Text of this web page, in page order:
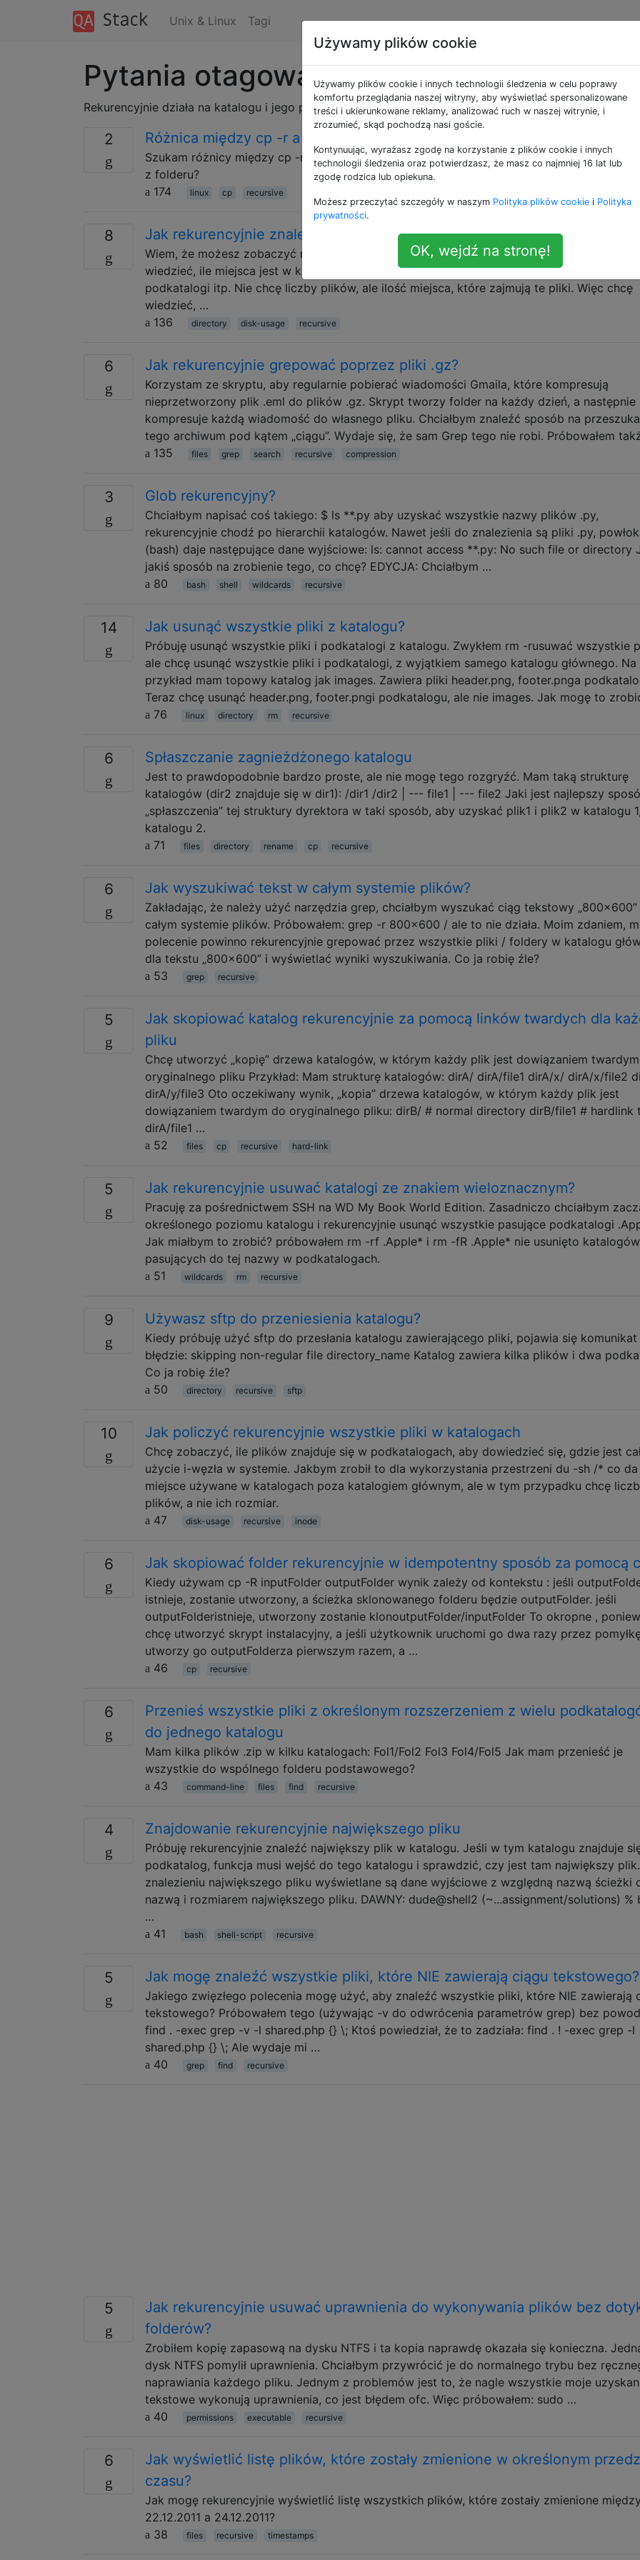
Unix & Linux Tagi
Pytania otagowane jako recursive
Rekurencyjnie działa na katalogu i jego podkatalogach.
2 Różnica między cp -r a cp -a
Szukam różnicy między cp -ri cp -a. Co oznacza „rekurencyjny” w kontekście kopiowania
z folderu?
174
linux cp recursive
8 Jak rekurencyjnie znaleźć ilość przechowywaną w katalogu?
Wiem, że możesz zobaczyć rozmiar bajtu pliku, gdy robisz długą listę z lllub ls -l. Ale chcę
wiedzieć, ile miejsca jest w katalogu, w tym pliki w tym katalogu i znajdujące się w nim
podkatalogi itp. Nie chcę liczby plików, ale ilość miejsca, które zajmują te pliki. Więc chcę
wiedzieć, …
136
directory disk-usage recursive
6 Jak rekurencyjnie grepować poprzez pliki .gz?
Korzystam ze skryptu, aby regularnie pobierać wiadomości Gmaila, które kompresują
nieprzetworzony plik .eml do plików .gz. Skrypt tworzy folder na każdy dzień, a następnie
kompresuje każdą wiadomość do własnego pliku. Chciałbym znaleźć sposób na
tego archiwum pod kątem „ciągu”. Wydaje się, że sam Grep tego nie robi. Próbowałem
135
files grep search recursive compression
3 Glob rekurencyjny?
Chciałbym napisać coś takiego: $ ls **.py aby uzyskać wszystkie nazwy plików .py,
rekurencyjnie chodź po hierarchii katalogów. Nawet jeśli do znalezienia są pliki .py,
(bash) daje następujące dane wyjściowe: ls: cannot access **.py: No such file or directory
jakiś sposób na zrobienie tego, co chcę? EDYCJA: Chciałbym …
80
bash shell wildcards recursive
14 Jak usunąć wszystkie pliki z katalogu?
Próbuję usunąć wszystkie pliki i podkatalogi z katalogu. Zwykłem rm -rusuwać wszystkie
ale chcę usunąć wszystkie pliki i podkatalogi, z wyjątkiem samego katalogu głównego. Na
przykład mam topowy katalog jak images. Zawiera pliki header.png, footer.pnga
Teraz chcę usunąć header.png, footer.pngi podkatalogu, ale nie images. Jak mogę to
76
linux directory rm recursive
6 Spłaszczanie zagnieżdżonego katalogu
Jest to prawdopodobnie bardzo proste, ale nie mogę tego rozgryźć. Mam taką strukturę
katalogów (dir2 znajduje się w dir1): /dir1 /dir2 | --- file1 | --- file2 Jaki jest najlepszy
„spłaszczenia” tej struktury dyrektora w taki sposób, aby uzyskać plik1 i plik2 w katalogu
katalogu 2.
71
files directory rename cp recursive
6 Jak wyszukiwać tekst w całym systemie plików?
Zakładając, że należy użyć narzędzia grep, chciałbym wyszukać ciąg tekstowy
całym systemie plików. Próbowałem: grep -r 800x600 / ale to nie działa. Moim zdaniem,
polecenie powinno rekurencyjnie grepować przez wszystkie pliki / foldery w katalogu
dla tekstu „800x600” i wyświetlać wyniki wyszukiwania. Co ja robię źle?
53
grep recursive
5
Jak skopiować katalog rekurencyjnie za pomocą linków twardych dla
pliku
Chcę utworzyć „kopię” drzewa katalogów, w którym każdy plik jest dowiązaniem
oryginalnego pliku Przykład: Mam strukturę katalogów: dirA/ dirA/file1 dirA/x/ dirA/x/file2
dirA/y/file3 Oto oczekiwany wynik, „kopia” drzewa katalogów, w którym każdy plik jest
dowiązaniem twardym do oryginalnego pliku: dirB/ # normal directory dirB/file1 # hardlink
dirA/file1 …
52
files cp recursive hard-link
5 Jak rekurencyjnie usuwać katalogi ze znakiem wieloznacznym?
Pracuję za pośrednictwem SSH na WD My Book World Edition. Zasadniczo chciałbym
określonego poziomu katalogu i rekurencyjnie usunąć wszystkie pasujące podkatalogi
Jak miałbym to zrobić? próbowałem rm -rf .Apple* i rm -fR .Apple* nie usunięto katalogów
pasujących do tej nazwy w podkatalogach.
51
wildcards rm recursive
9 Używasz sftp do przeniesienia katalogu?
Kiedy próbuję użyć sftp do przesłania katalogu zawierającego pliki, pojawia się komunikat
błędzie: skipping non-regular file directory_name Katalog zawiera kilka plików i dwa
Co ja robię źle?
50
directory recursive sftp
10 Jak policzyć rekurencyjnie wszystkie pliki w katalogach
Chcę zobaczyć, ile plików znajduje się w podkatalogach, aby dowiedzieć się, gdzie jest
użycie i-węzła w systemie. Jakbym zrobił to dla wykorzystania przestrzeni du -sh /* co da
miejsce używane w katalogach poza katalogiem głównym, ale w tym przypadku chcę
plików, a nie ich rozmiar.
47
disk-usage recursive inode
6 Jak skopiować folder rekurencyjnie w idempotentny sposób za pomocą
Kiedy używam cp -R inputFolder outputFolder wynik zależy od kontekstu : jeśli
istnieje, zostanie utworzony, a ścieżka sklonowanego folderu będzie outputFolder. jeśli
outputFolderistnieje, utworzony zostanie klonoutputFolder/inputFolder To okropne ,
chcę utworzyć skrypt instalacyjny, a jeśli użytkownik uruchomi go dwa razy przez
utworzy go outputFolderza pierwszym razem, a …
46
cp recursive
6
Przenieś wszystkie pliki z określonym rozszerzeniem z wielu
do jednego katalogu
Mam kilka plików .zip w kilku katalogach: Fol1/Fol2 Fol3 Fol4/Fol5 Jak mam przenieść je
wszystkie do wspólnego folderu podstawowego?
43
command-line files find recursive
4 Znajdowanie rekurencyjnie największego pliku
Próbuję rekurencyjnie znaleźć największy plik w katalogu. Jeśli w tym katalogu znajduje
podkatalog, funkcja musi wejść do tego katalogu i sprawdzić, czy jest tam największy
znalezieniu największego pliku wyświetlane są dane wyjściowe z względną nazwą ścieżki
nazwą i rozmiarem największego pliku. DAWNY: dude@shell2 (~...assignment/solutions) %
…
41
bash shell-script recursive
5 Jak mogę znaleźć wszystkie pliki, które NIE zawierają ciągu tekstowego?
Jakiego zwięzłego polecenia mogę użyć, aby znaleźć wszystkie pliki, które NIE zawierają
tekstowego? Próbowałem tego (używając -v do odwrócenia parametrów grep) bez
find . -exec grep -v -l shared.php {} \; Ktoś powiedział, że to zadziała: find . ! -exec grep -l
shared.php {} \; Ale wydaje mi …
40
grep find recursive
5
Jak rekurencyjnie usuwać uprawnienia do wykonywania plików bez
folderów?
Zrobiłem kopię zapasową na dysku NTFS i ta kopia naprawdę okazała się konieczna.
dysk NTFS pomylił uprawnienia. Chciałbym przywrócić je do normalnego trybu bez
naprawiania każdego pliku. Jednym z problemów jest to, że nagle wszystkie moje
tekstowe wykonują uprawnienia, co jest błędem ofc. Więc próbowałem: sudo …
40
permissions executable recursive
6
Jak wyświetlić listę plików, które zostały zmienione w określonym
czasu?
Jak mogę rekurencyjnie wyświetlić listę wszystkich plików, które zostały zmienione między
22.12.2011 a 24.12.2011?
38
files recursive timestamps
Używamy plików cookie
Używamy plików cookie i innych technologii śledzenia w celu poprawy
komfortu przeglądania naszej witryny, aby wyświetlać spersonalizowane
treści i ukierunkowane reklamy, analizować ruch w naszej witrynie, i
zrozumieć, skąd pochodzą nasi goście.
Kontynuując, wyrażasz zgodę na korzystanie z plików cookie i innych
technologii śledzenia oraz potwierdzasz, że masz co najmniej 16 lat lub
zgodę rodzica lub opiekuna.
Możesz przeczytać szczegóły w naszym Polityka plików cookie i Polityka
prywatności.
OK, wejdź na stronę!